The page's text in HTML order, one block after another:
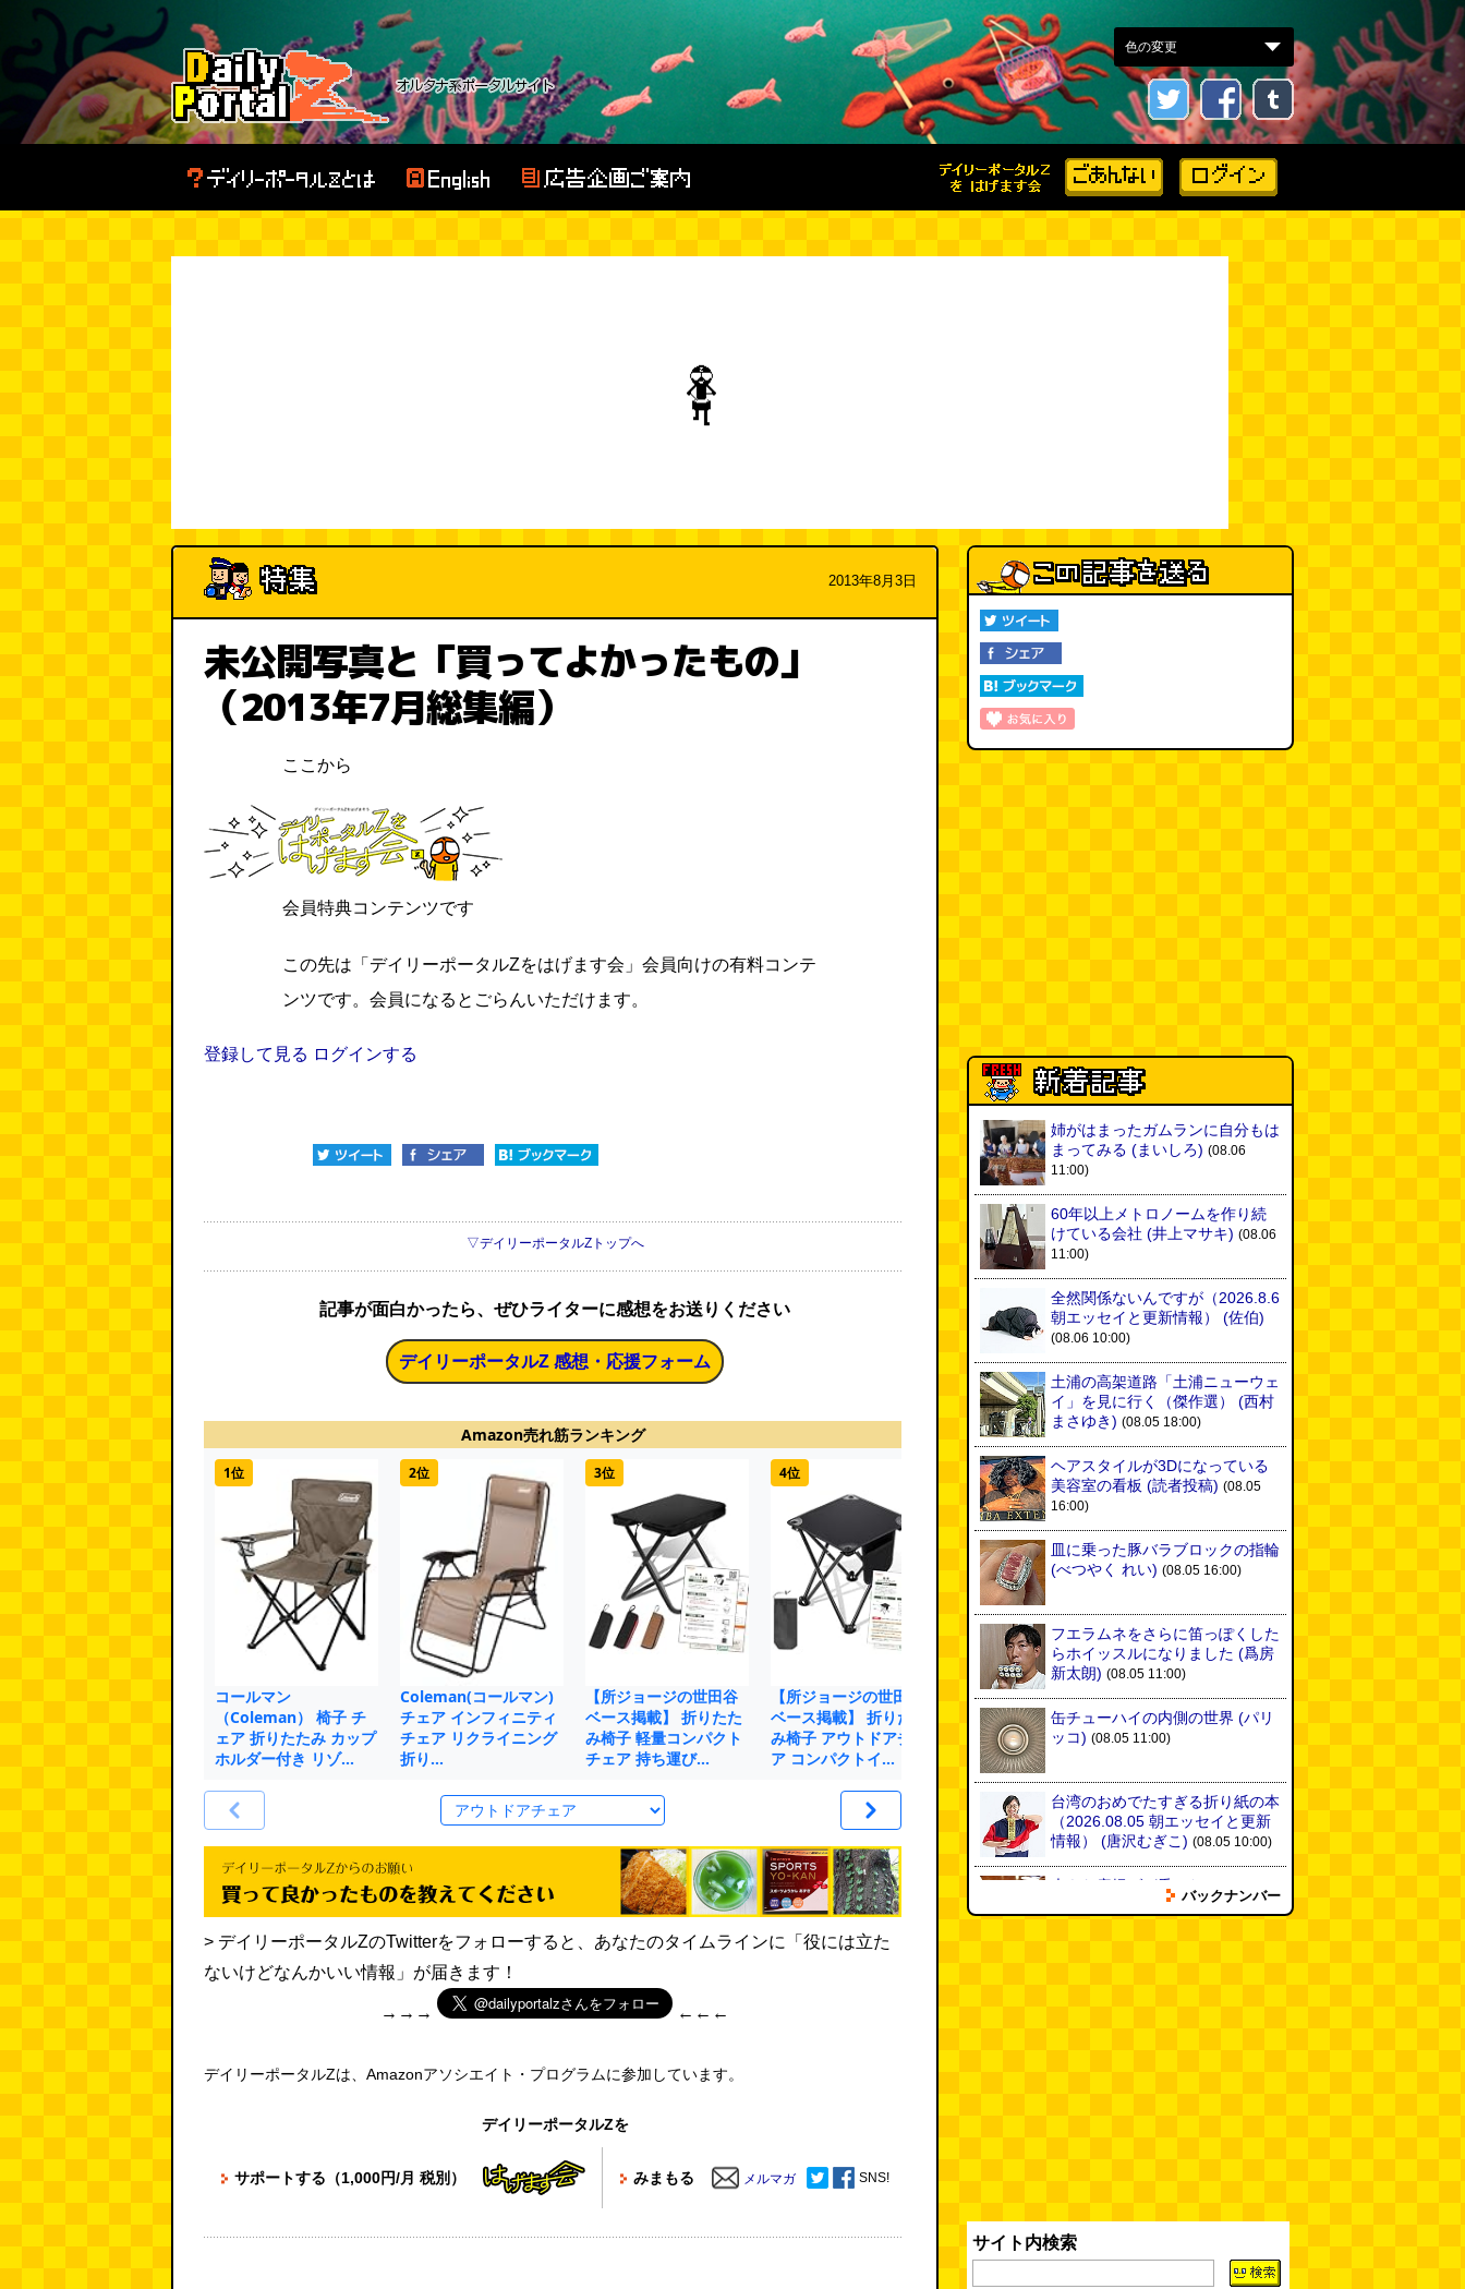
2013年8月3日
未公開写真と「買ってよかったもの」
（2013年7月総集編）
ここから
会員特典コンテンツです
この先は「デイリーポータルZをはげます会」会員向けの有料コンテ
ンツです。会員になるとごらんいただけます。
登録して見る ログインする
▽デイリーポータルZトップへ
記事が面白かったら、ぜひライターに感想をお送りください
デイリーポータルZ 感想・応援フォーム
Amazon売れ筋ランキング
1位
コールマン
（Coleman） 椅子 チ
ェア 折りたたみ カップ
ホルダー付き リゾ…
2位
Coleman(コールマン)
チェア インフィニティ
チェア リクライニング
折り…
3位
【所ジョージの世田谷
ベース掲載】 折りたた
み椅子 軽量コンパクト
チェア 持ち運び…
4位
【所ジョージの世田谷
ベース掲載】 折りたた
み椅子 アウトドアチェ
ア コンパクトイ…
5位
MOON LENCE アウト
ドアチェア キャンプ椅
子 折りたたみ コンパク
ト 超…
6位
【Amazon.co.jp 限
定】 キャプテンスタッ
グ(CAPTAIN STAG…
> デイリーポータルZのTwitterをフォローすると、あなたのタイムラインに「役には立た
ないけどなんかいい情報」が届きます！
→→→ ←←←
デイリーポータルZは、Amazonアソシエイト・プログラムに参加しています。
デイリーポータルZを
サポートする（1,000円/月 税別） みまもる メルマガ SNS!
姉がはまったガムランに自分もは
まってみる (まいしろ) (08.06
11:00)
60年以上メトロノームを作り続
けている会社 (井上マサキ) (08.06
11:00)
全然関係ないんですが（2026.8.6
朝エッセイと更新情報）
(佐伯)
(08.06 10:00)
土浦の高架道路「土浦ニューウェ
イ」を見に行く（傑作選）
(西村
まさゆき) (08.05 18:00)
ヘアスタイルが3Dになっている
美容室の看板 (読者投稿) (08.05
16:00)
皿に乗った豚バラブロックの指輪
(べつやく れい) (08.05 16:00)
フエラムネをさらに笛っぽくした
らホイッスルになりました (爲房
新太朗) (08.05 11:00)
缶チューハイの内側の世界 (パリ
ッコ) (08.05 11:00)
台湾のおめでたすぎる折り紙の本
（2026.08.05 朝エッセイと更新
情報）
(唐沢むぎこ) (08.05 10:00)
大きな唐揚げが乗ったチャーハン
～チャーハン部活動報告（傑作
【大調査】現代人は普通に生活し
ていると一日に何曲聞くことにな
(08.04 11:00)
バックナンバー
サイト内検索